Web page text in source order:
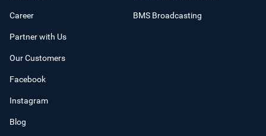
Career
Partner with Us
Our Customers
Facebook
Instagram
Blog
BMS Broadcasting